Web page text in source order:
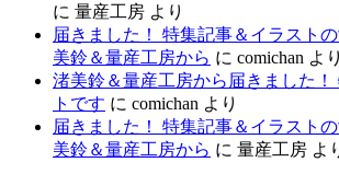
に 量産工房 より
届きました！ 特集記事＆イラスト
美鈴＆量産工房から に comichan より
渚美鈴＆量産工房から届きました！
トです に comichan より
届きました！ 特集記事＆イラスト
美鈴＆量産工房から に 量産工房 よ